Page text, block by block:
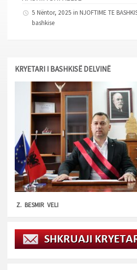
5 Nëntor, 2025 in NJOFTIME TE
bashkise
KRYETARI I BASHKISË DELVINË
Z. BESMIR VELI